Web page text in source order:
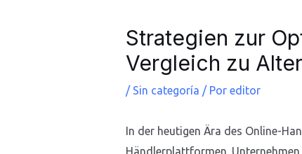
Strategien zur
Vergleich zu
/ Sin categoría / Por editor
In der heutigen Ära des Online-
Händlerplattformen.